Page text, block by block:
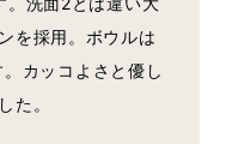
を採用。ボウルは
カッコよさと優し
た。